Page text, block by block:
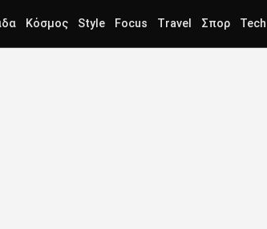
Κόσμος Style Focus Travel Σπορ Tech